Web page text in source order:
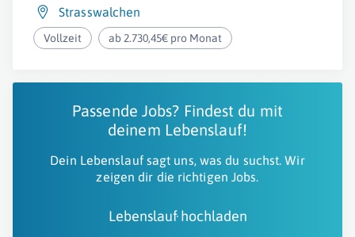
Strasswalchen
Vollzeit ab 2.730,45€ pro Monat
Passende Jobs? Findest du mit
deinem Lebenslauf!
Dein Lebenslauf sagt uns, was du suchst. Wir
zeigen dir die richtigen Jobs.
Lebenslauf hochladen